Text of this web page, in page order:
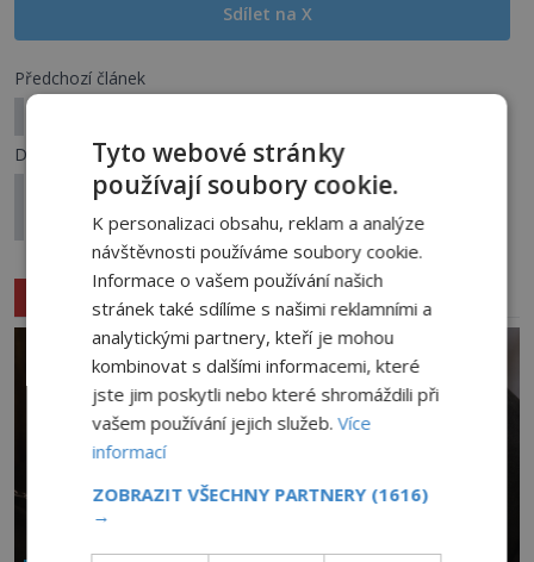
Sdílet na X
Předchozí článek
Další článek
Vzpomínky na minulý život: Byl pilotem a rodiče
si vybral sám
Související články
Tyto webové stránky
používají soubory cookie.
K personalizaci obsahu, reklam a analýze
návštěvnosti používáme soubory cookie.
Informace o vašem používání našich
stránek také sdílíme s našimi reklamními a
analytickými partnery, kteří je mohou
kombinovat s dalšími informacemi, které
jste jim poskytli nebo které shromáždili při
vašem používání jejich služeb.Více
informací
ZOBRAZIT VŠECHNY PARTNERY (1616)
→